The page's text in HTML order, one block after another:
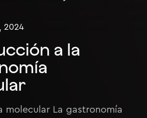
2024
a la
molecular La gastronomía